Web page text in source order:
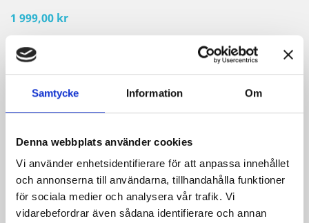
Samtycke Information Om
Denna webbplats använder cookies
Vi använder enhetsidentifierare för att anpassa innehållet
och annonserna till användarna, tillhandahålla funktioner
för sociala medier och analysera vår trafik. Vi
vidarebefordrar även sådana identifierare och annan
1 999,00 kr
Inkl. moms
Hjälm för lajv och teater
Kvantitet
 Beställningsvara ca 1-2 veckor
Dela